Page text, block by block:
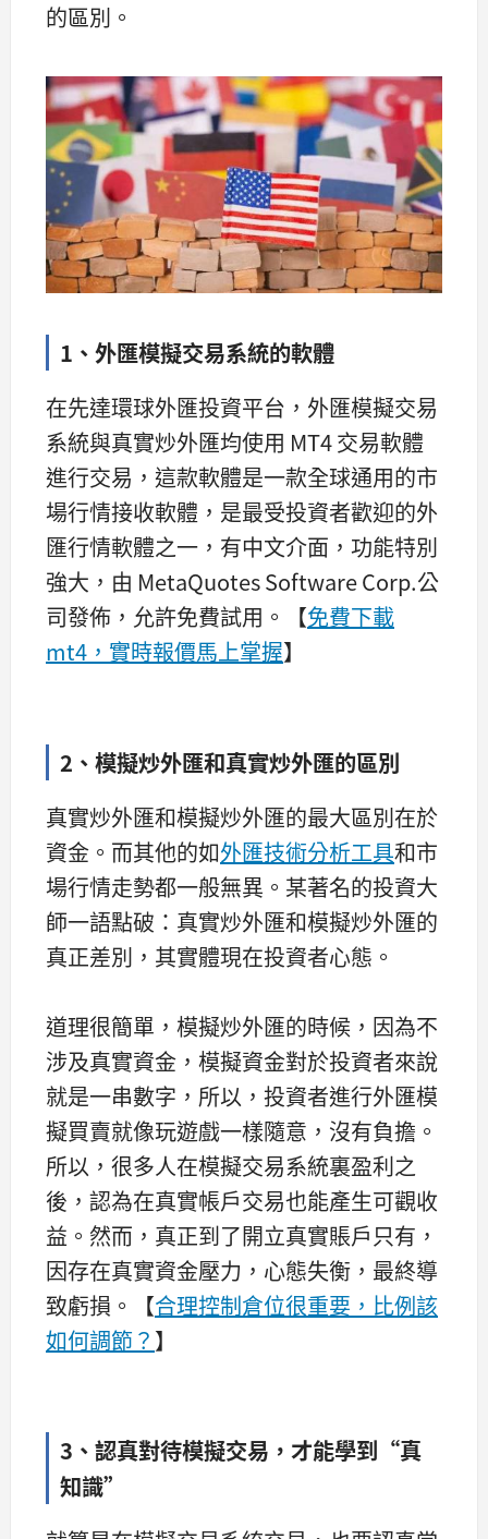
的區別。
1、外匯模擬交易系統的軟體
在先達環球外匯投資平台，外匯模擬交易
系統與真實炒外匯均使用 MT4 交易軟體
進行交易，這款軟體是一款全球通用的市
場行情接收軟體，是最受投資者歡迎的外
匯行情軟體之一，有中文介面，功能特別
強大，由 MetaQuotes Software Corp.公
司發佈，允許免費試用。【免費下載
mt4，實時報價馬上掌握】
2、模擬炒外匯和真實炒外匯的區別
真實炒外匯和模擬炒外匯的最大區別在於
資金。而其他的如外匯技術分析工具和市
場行情走勢都一般無異。某著名的投資大
師一語點破：真實炒外匯和模擬炒外匯的
真正差別，其實體現在投資者心態。
道理很簡單，模擬炒外匯的時候，因為不
涉及真實資金，模擬資金對於投資者來說
就是一串數字，所以，投資者進行外匯模
擬買賣就像玩遊戲一樣隨意，沒有負擔。
所以，很多人在模擬交易系統裏盈利之
後，認為在真實帳戶交易也能產生可觀收
益。然而，真正到了開立真實賬戶只有，
因存在真實資金壓力，心態失衡，最終導
致虧損。【合理控制倉位很重要，比例該
如何調節？ 】
3、認真對待模擬交易，才能學到“真
知識”